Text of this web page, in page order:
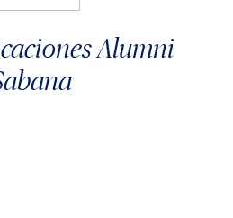
Alumni